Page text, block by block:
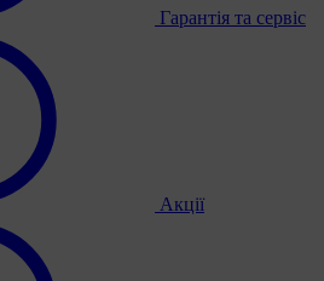
Гарантія та сервіс
Акції